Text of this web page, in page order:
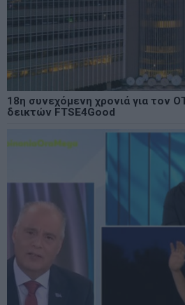
18η συνεχόμενη χρονιά για τον
δεικτών FTSE4Good